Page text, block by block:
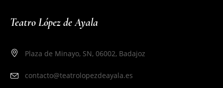
Teatro López de Ayala
Plaza de Minayo, SN, 06002, Badajoz
contacto@teatrolopezdeayala.es